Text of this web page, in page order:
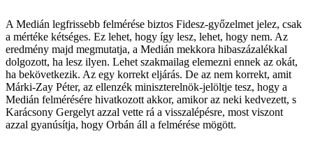
A Medián legfrissebb felmérése biztos Fidesz-győzelmet jelez, csak
a mértéke kétséges. Ez lehet, hogy így lesz, lehet, hogy nem. Az
eredmény majd megmutatja, a Medián mekkora hibaszázalékkal
dolgozott, ha lesz ilyen. Lehet szakmailag elemezni ennek az okát,
ha bekövetkezik. Az egy korrekt eljárás. De az nem korrekt, amit
Márki-Zay Péter, az ellenzék miniszterelnök-jelöltje tesz, hogy a
Medián felmérésére hivatkozott akkor, amikor az neki kedvezett, s
Karácsony Gergelyt azzal vette rá a visszalépésre, most viszont
azzal gyanúsítja, hogy Orbán áll a felmérése mögött.